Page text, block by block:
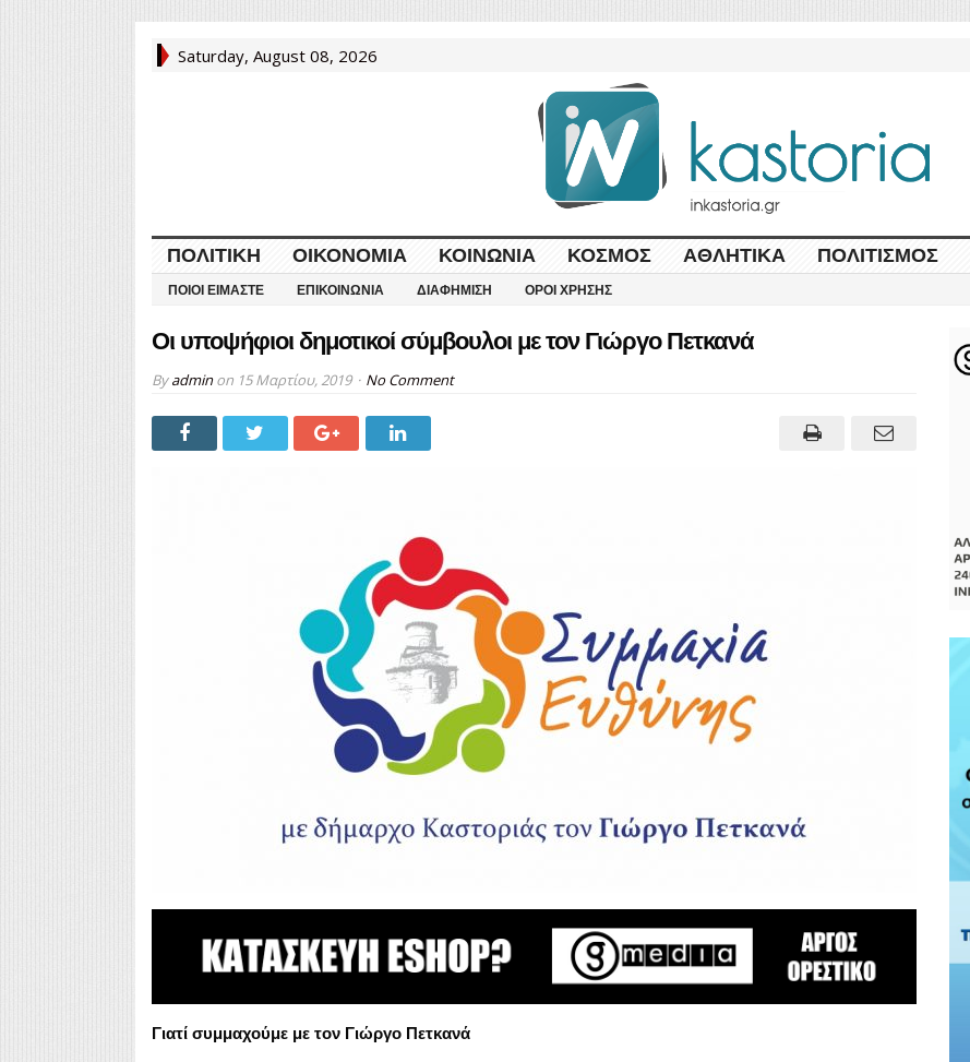
Saturday, August 08, 2026
ΠΟΛΙΤΙΚΉ ΟΙΚΟΝΟΜΊΑ ΚΟΙΝΩΝΊΑ ΚΌΣΜΟΣ ΑΘΛΗΤΙΚΆ ΠΟΛΙΤΙΣΜΌΣ
ΠΟΙΟΙ ΕΊΜΑΣΤΕ ΕΠΙΚΟΙΝΩΝΊΑ ΔΙΑΦΉΜΙΣΗ ΌΡΟΙ ΧΡΉΣΗΣ
Οι υποψήφιοι δημοτικοί σύμβουλοι με τον Γιώργο Πετκανά
Byadminon 15 Μαρτίου, 2019 No Comment
Γιατί συμμαχούμε με τον Γιώργο Πετκανά